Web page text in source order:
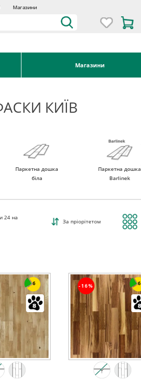
Магазини
Магазини
КИЇВ
Паркетна дошка
біла
Паркетна дошка
Barlinek
24на
За пріорітетом
6 -16% 6